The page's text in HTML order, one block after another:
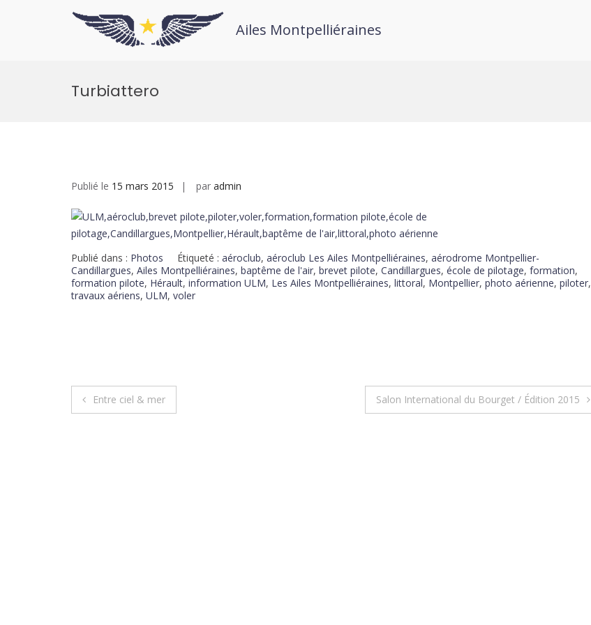
Ailes Montpelliéraines
Turbiattero
Publié le 15 mars 2015 par admin
Publié dans : Photos Étiqueté : aéroclub, aéroclub Les Ailes Montpelliéraines, aérodrome Montpellier-
Candillargues, Ailes Montpelliéraines, baptême de l'air, brevet pilote, Candillargues, école de pilotage, formation,
formation pilote, Hérault, information ULM, Les Ailes Montpelliéraines, littoral, Montpellier, photo aérienne, piloter,
travaux aériens, ULM, voler
Entre ciel & mer Salon International du Bourget / Édition 2015